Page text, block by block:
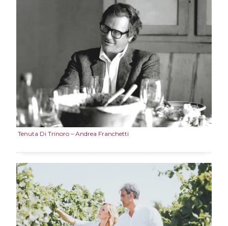
Tenuta Di Trinoro – Andrea Franchetti